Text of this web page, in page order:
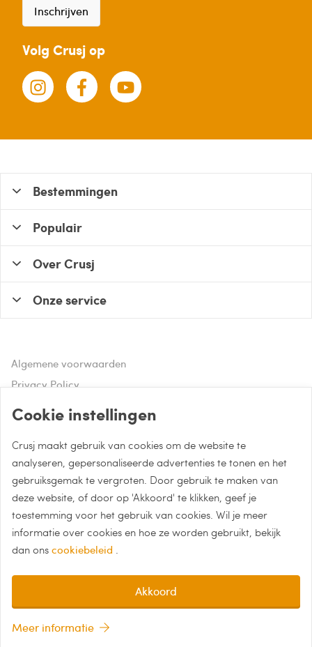
Details
Inschrijven
Volg Crusj op
Hulp of advies nodig?
Bel naar 085 - 0043 015
Whatsapp met Crusj
info@crusj.com
Bestemmingen
Populair
Over Crusj
Onze service
Algemene voorwaarden
Privacy Policy
Cookie instellingen
Crusj maakt gebruik van cookies om de website te
analyseren, gepersonaliseerde advertenties te tonen en het
gebruiksgemak te vergroten. Door gebruik te maken van
deze website, of door op 'Akkoord' te klikken, geef je
toestemming voor het gebruik van cookies. Wil je meer
informatie over cookies en hoe ze worden gebruikt, bekijk
dan ons cookiebeleid .
Akkoord
Meer informatie